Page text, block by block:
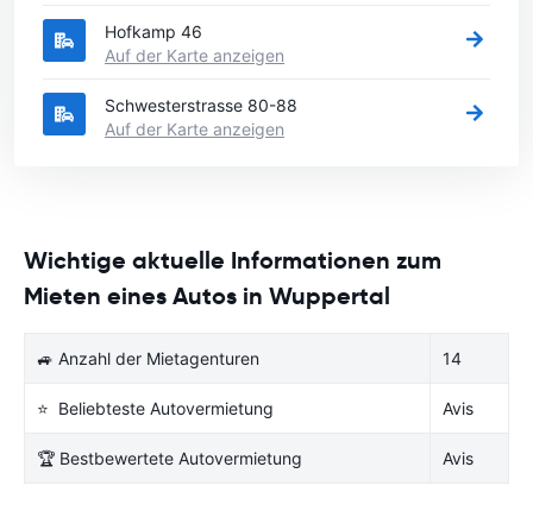
Hofkamp 46
Auf der Karte anzeigen
Schwesterstrasse 80-88
Auf der Karte anzeigen
Wichtige aktuelle Informationen zum
Mieten eines Autos in Wuppertal
🚙 Anzahl der Mietagenturen 14
⭐ Beliebteste Autovermietung Avis
🏆 Bestbewertete Autovermietung Avis